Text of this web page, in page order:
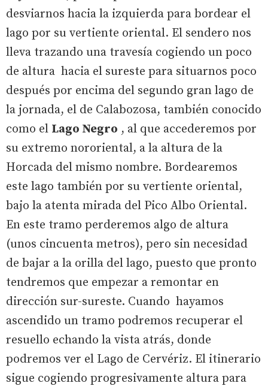
desviarnos hacia la izquierda para bordear el
lago por su vertiente oriental. El sendero nos
lleva trazando una travesía cogiendo un poco
de altura hacia el sureste para situarnos poco
después por encima del segundo gran lago de
la jornada, el de Calabozosa, también conocido
como el Lago Negro , al que accederemos por
su extremo nororiental, a la altura de la
Horcada del mismo nombre. Bordearemos
este lago también por su vertiente oriental,
bajo la atenta mirada del Pico Albo Oriental.
En este tramo perderemos algo de altura
(unos cincuenta metros), pero sin necesidad
de bajar a la orilla del lago, puesto que pronto
tendremos que empezar a remontar en
dirección sur-sureste. Cuando hayamos
ascendido un tramo podremos recuperar el
resuello echando la vista atrás, donde
podremos ver el Lago de Cervériz. El itinerario
sigue cogiendo progresivamente altura para